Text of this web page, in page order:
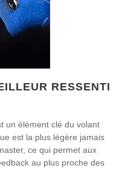
RESSENTI
un élément clé du volant
est la plus légère jamais
ce qui permet aux
au plus proche des